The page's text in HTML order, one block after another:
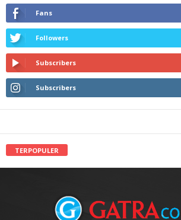
Fans
Followers
Subscribers
Subscribers